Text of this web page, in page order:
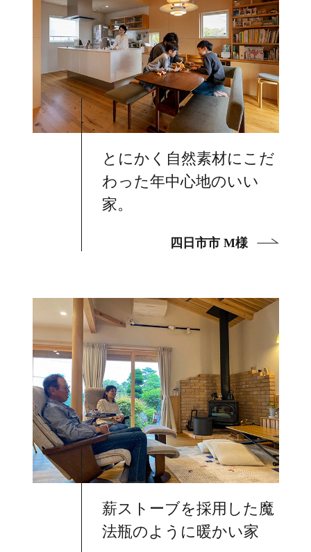
とにかく自然素材にこだ
わった年中心地のいい
家。
四日市市 M様
薪ストーブを採用した魔
法瓶のように暖かい家